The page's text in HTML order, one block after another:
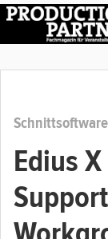
Schnittsoftware
Edius